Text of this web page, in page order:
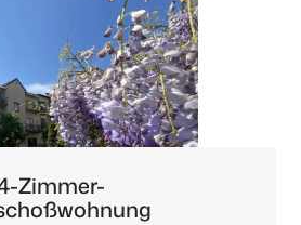
Zimmer-